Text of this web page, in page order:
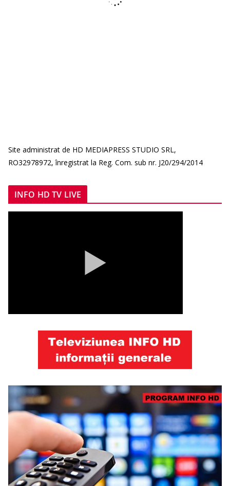
Site administrat de HD MEDIAPRESS STUDIO SRL,
RO32978972, înregistrat la Reg. Com. sub nr. J20/294/2014
INFO HD TV LIVE